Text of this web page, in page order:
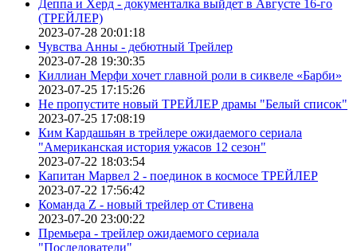
Деппа и Херд - документалка выйдет в Августе 16-го
(ТРЕЙЛЕР)
2023-07-28 20:01:18
Чувства Анны - дебютный Трейлер
2023-07-28 19:30:35
Киллиан Мерфи хочет главной роли в сиквеле «Барби»
2023-07-25 17:15:26
Не пропустите новый ТРЕЙЛЕР драмы "Белый список"
2023-07-25 17:08:19
Ким Кардашьян в трейлере ожидаемого сериала
"Американская история ужасов 12 сезон"
2023-07-22 18:03:54
Капитан Марвел 2 - поединок в космосе ТРЕЙЛЕР
2023-07-22 17:56:42
Команда Z - новый трейлер от Стивена
2023-07-20 23:00:22
Премьера - трейлер ожидаемого сериала
"Последователи"